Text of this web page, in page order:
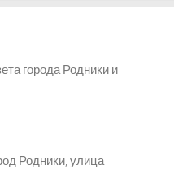
города Родники и
Родники, улица